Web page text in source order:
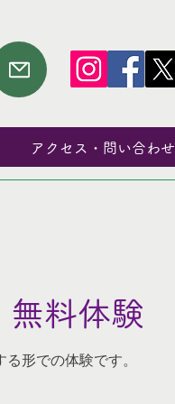
アクセス・問い合わせ
無料体験
形での体験です。